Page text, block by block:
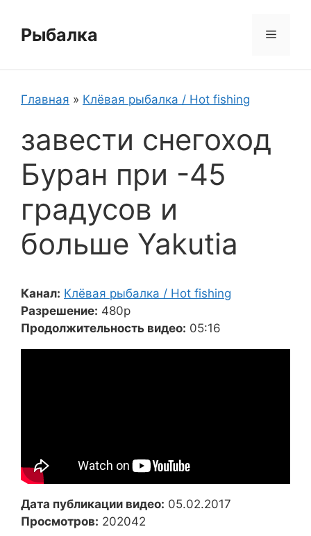
содержимому
Рыбалка Меню
Главная » Клёвая рыбалка / Hot fishing
завести снегоход
Буран при -45
градусов и
больше Yakutia
Канал: Клёвая рыбалка / Hot fishing
Разрешение: 480p
Продолжительность видео: 05:16
Дата публикации видео: 05.02.2017
Просмотров: 202042